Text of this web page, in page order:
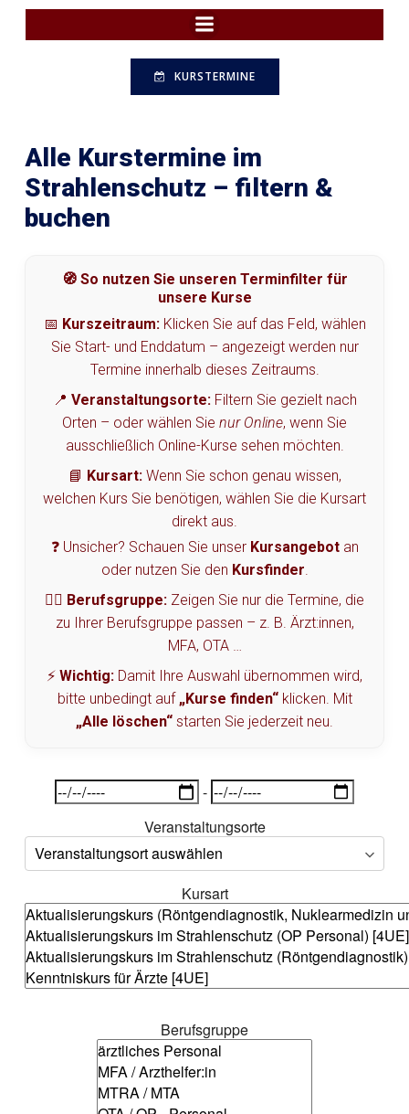
Zum
Inhalt
KURSTERMINE
Alle Kurstermine im
Strahlenschutz – filtern &
buchen
🧭 So nutzen Sie unseren Terminfilter für
unsere Kurse
📅 Kurszeitraum:Klicken Sie auf das Feld, wählen
Sie Start- und Enddatum – angezeigt werden nur
Termine innerhalb dieses Zeitraums.
📍 Veranstaltungsorte:Filtern Sie gezielt nach
Orten – oder wählen Sie nur Online, wenn Sie
ausschließlich Online-Kurse sehen möchten.
📘 Kursart:Wenn Sie schon genau wissen,
welchen Kurs Sie benötigen, wählen Sie die Kursart
direkt aus.
❓ Unsicher? Schauen Sie unser Kursangebotan
oder nutzen Sie den Kursfinder.
🧑‍⚕️ Berufsgruppe: Zeigen Sie nur die Termine, die
zu Ihrer Berufsgruppe passen – z. B. Ärzt:innen,
MFA, OTA …
⚡ Wichtig: Damit Ihre Auswahl übernommen wird,
bitte unbedingt auf „Kurse finden“klicken. Mit
„Alle löschen“ starten Sie jederzeit neu.
Kurszeitraum auswählen
-
Veranstaltungsorte
Veranstaltungsort
Kursart
Kursart
Berufsgruppe
Berufsgruppe